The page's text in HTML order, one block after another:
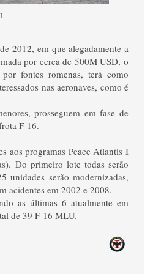
2012, em que alegadamente a
por cerca de 500M USD, o
fontes romenas, terá como
nas aeronaves, como é
prosseguem em fase de
F-16.
aos programas Peace Atlantis I
Do primeiro lote todas serão
unidades serão modernizadas,
acidentes em 2002 e 2008.
as últimas 6 atualmente em
de 39 F-16 MLU.